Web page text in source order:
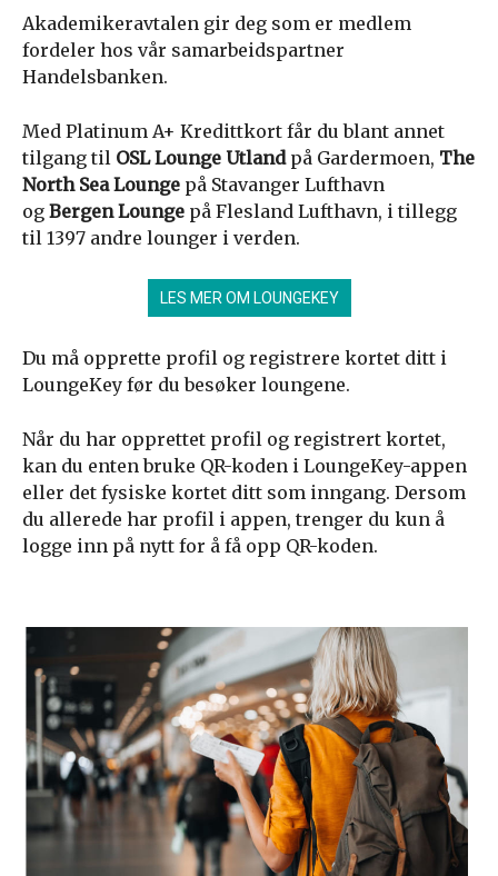
Akademikeravtalen gir deg som er medlem
fordeler hos vår samarbeidspartner
Handelsbanken.
Med Platinum A+ Kredittkort får du blant annet
tilgang til OSL Lounge Utlandpå Gardermoen, The
North Sea Lounge på Stavanger Lufthavn
og Bergen Lounge på Flesland Lufthavn, i tillegg
til 1397 andre lounger i verden.
LES MER OM LOUNGEKEY
Du må opprette profil og registrere kortet ditt i
LoungeKey før du besøker loungene.
Når du har opprettet profil og registrert kortet,
kan du enten bruke QR-koden i LoungeKey-appen
eller det fysiske kortet ditt som inngang. Dersom
du allerede har profil i appen, trenger du kun å
logge inn på nytt for å få opp QR-koden.